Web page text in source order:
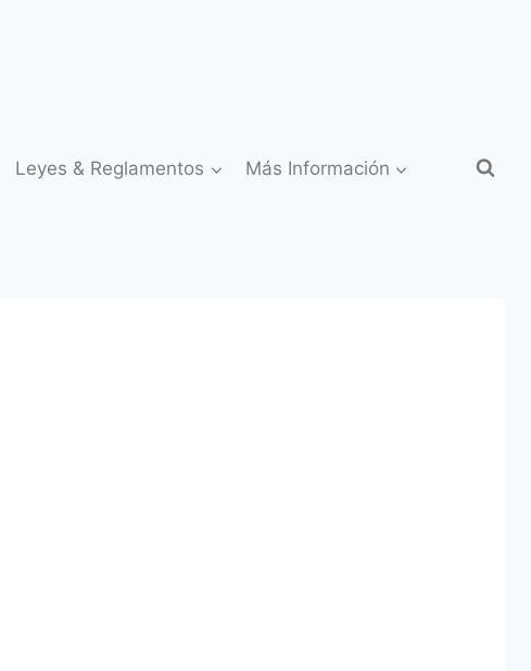
Leyes & Reglamentos Más Información